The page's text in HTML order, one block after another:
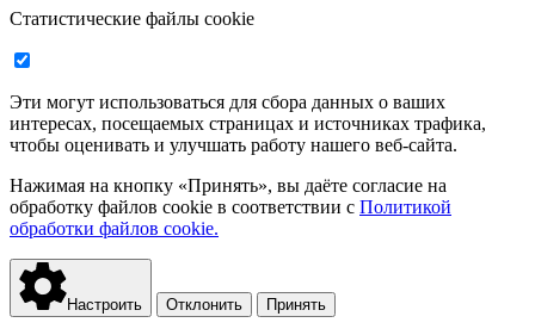
Статистические файлы cookie
Эти могут использоваться для сбора данных о ваших
интересах, посещаемых страницах и источниках трафика,
чтобы оценивать и улучшать работу нашего веб-сайта.
Нажимая на кнопку «Принять», вы даёте согласие на
обработку файлов cookie в соответствии с Политикой
обработки файлов cookie.
Настроить Отклонить Принять